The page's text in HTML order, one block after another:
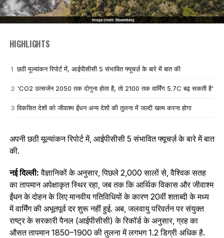
HIGHLIGHTS
छठी मूल्यांकन रिपोर्ट में, आईपीसीसी 5 संभावित फ्यूचर्ज़ के बारे में बात की
'CO2 उत्सर्जन 2050 तक दोगुना होता है, तो 2100 तक वार्मिंग 5.7C बढ़ सकती है'
विकसित देशों को जीवाश्म ईंधन अन्य देशों की तुलना में जल्दी खत्‍म करना होगा
अपनी छठी मूल्यांकन रिपोर्ट में, आईपीसीसी 5 संभावित फ्यूचर्ज़ के बारे में बात
की.
नई दिल्ली: वैज्ञानिकों के अनुसार, पिछले 2,000 सालों से, वैश्विक सतह
का तापमान अपेक्षाकृत स्थिर रहा, जब तक कि आर्थिक विकास और जीवाश्म
ईंधन के दोहन के लिए मानवीय गतिविधियों के कारण 20वीं शताब्दी के मध्य
में वार्मिंग की अभूतपूर्व दर शुरू नहीं हुई. अब, जलवायु परिवर्तन पर संयुक्त
राष्ट्र के सरकारी पैनल (आईपीसीसी) के रिकॉर्ड के अनुसार, ग्रह का
औसत तापमान 1850–1900 की तुलना में लगभग 1.2 डिग्री अधिक है.